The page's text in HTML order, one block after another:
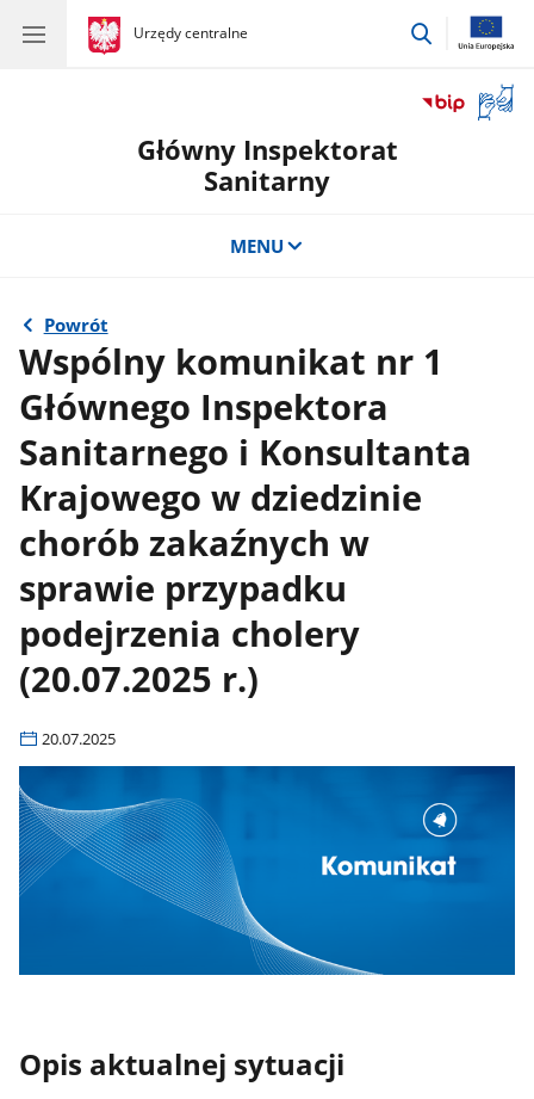
gov.pl
Urzędy centralne
gov.pl
Urzędy
przejdź
okno
Główny Inspektorat
Sanitarny
MENU
Powrót
Wspólny komunikat nr 1
Głównego Inspektora
Sanitarnego i Konsultanta
Krajowego w dziedzinie
chorób zakaźnych w
sprawie przypadku
podejrzenia cholery
(20.07.2025 r.)
20.07.2025
Opis aktualnej sytuacji